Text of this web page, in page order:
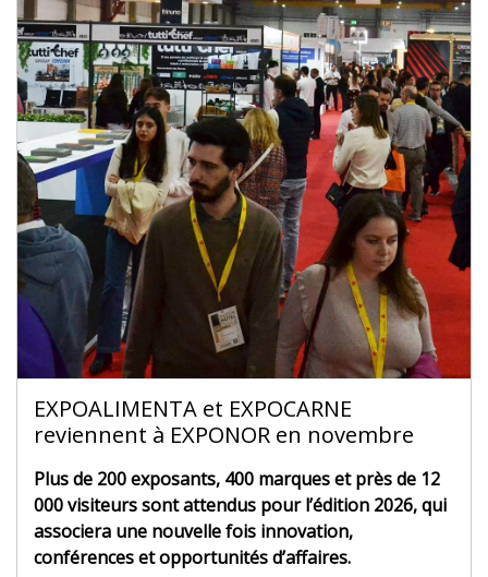
EXPOALIMENTA et EXPOCARNE
reviennent à EXPONOR en novembre
Plus de 200 exposants, 400 marques et près de 12
000 visiteurs sont attendus pour l’édition 2026, qui
associera une nouvelle fois innovation,
conférences et opportunités d’affaires.